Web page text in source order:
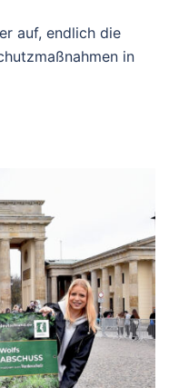
auf, endlich die
in